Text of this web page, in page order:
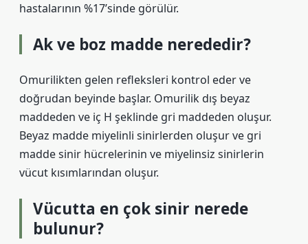
hastalarının %17’sinde görülür.
Ak ve boz madde nerededir?
Omurilikten gelen refleksleri kontrol eder ve
doğrudan beyinde başlar. Omurilik dış beyaz
maddeden ve iç H şeklinde gri maddeden oluşur.
Beyaz madde miyelinli sinirlerden oluşur ve gri
madde sinir hücrelerinin ve miyelinsiz sinirlerin
vücut kısımlarından oluşur.
Vücutta en çok sinir nerede
bulunur?